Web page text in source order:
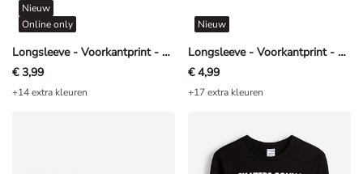
Longsleeve - Voorkantprint - Donkerblauw
Nieuw
Online only
€ 3,99
+14 extra kleuren
Longsleeve - Voorkantprint - Donkerblauw
Nieuw
€ 4,99
+17 extra kleuren